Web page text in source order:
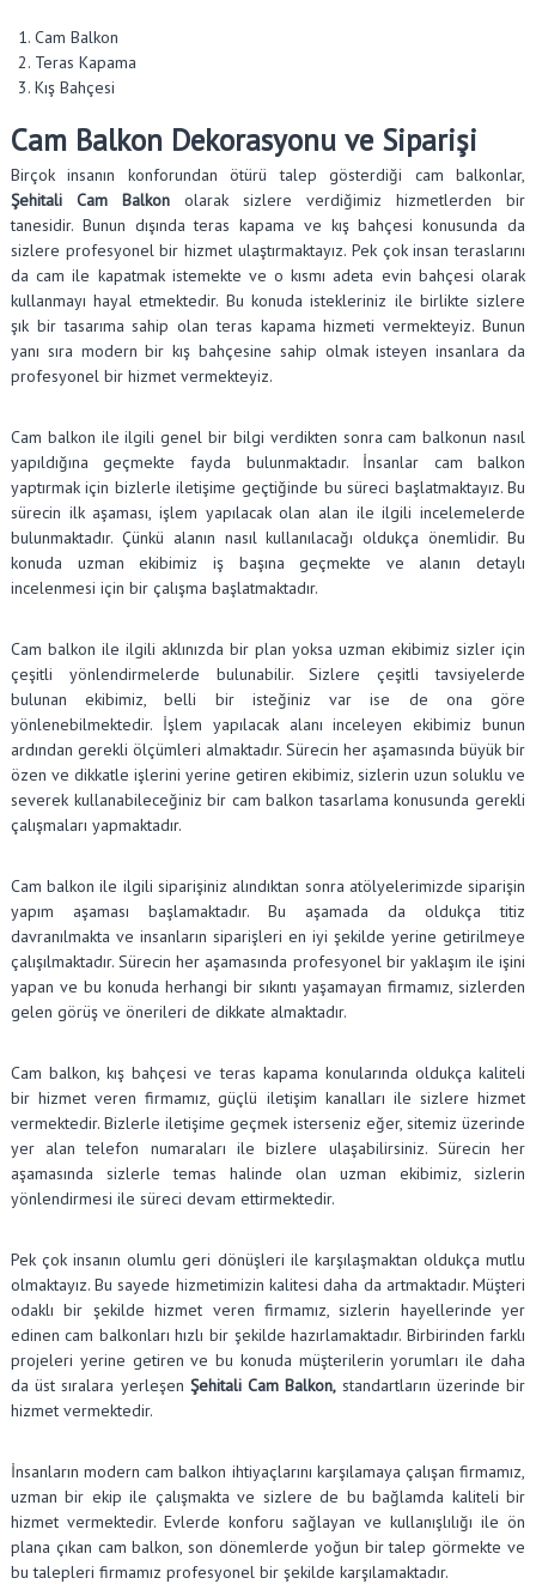
Cam Balkon
Teras Kapama
Kış Bahçesi
Cam Balkon Dekorasyonu ve Siparişi
Birçok insanın konforundan ötürü talep gösterdiği cam balkonlar,
Şehitali Cam Balkonolarak sizlere verdiğimiz hizmetlerden bir
tanesidir. Bunun dışında teras kapama ve kış bahçesi konusunda da
sizlere profesyonel bir hizmet ulaştırmaktayız. Pek çok insan teraslarını
da cam ile kapatmak istemekte ve o kısmı adeta evin bahçesi olarak
kullanmayı hayal etmektedir. Bu konuda istekleriniz ile birlikte sizlere
şık bir tasarıma sahip olan teras kapama hizmeti vermekteyiz. Bunun
yanı sıra modern bir kış bahçesine sahip olmak isteyen insanlara da
profesyonel bir hizmet vermekteyiz.
Cam balkon ile ilgili genel bir bilgi verdikten sonra cam balkonun nasıl
yapıldığına geçmekte fayda bulunmaktadır. İnsanlar cam balkon
yaptırmak için bizlerle iletişime geçtiğinde bu süreci başlatmaktayız. Bu
sürecin ilk aşaması, işlem yapılacak olan alan ile ilgili incelemelerde
bulunmaktadır. Çünkü alanın nasıl kullanılacağı oldukça önemlidir. Bu
konuda uzman ekibimiz iş başına geçmekte ve alanın detaylı
incelenmesi için bir çalışma başlatmaktadır.
Cam balkon ile ilgili aklınızda bir plan yoksa uzman ekibimiz sizler için
çeşitli yönlendirmelerde bulunabilir. Sizlere çeşitli tavsiyelerde
bulunan ekibimiz, belli bir isteğiniz var ise de ona göre
yönlenebilmektedir. İşlem yapılacak alanı inceleyen ekibimiz bunun
ardından gerekli ölçümleri almaktadır. Sürecin her aşamasında büyük bir
özen ve dikkatle işlerini yerine getiren ekibimiz, sizlerin uzun soluklu ve
severek kullanabileceğiniz bir cam balkon tasarlama konusunda gerekli
çalışmaları yapmaktadır.
Cam balkon ile ilgili siparişiniz alındıktan sonra atölyelerimizde siparişin
yapım aşaması başlamaktadır. Bu aşamada da oldukça titiz
davranılmakta ve insanların siparişleri en iyi şekilde yerine getirilmeye
çalışılmaktadır. Sürecin her aşamasında profesyonel bir yaklaşım ile işini
yapan ve bu konuda herhangi bir sıkıntı yaşamayan firmamız, sizlerden
gelen görüş ve önerileri de dikkate almaktadır.
Cam balkon, kış bahçesi ve teras kapama konularında oldukça kaliteli
bir hizmet veren firmamız, güçlü iletişim kanalları ile sizlere hizmet
vermektedir. Bizlerle iletişime geçmek isterseniz eğer, sitemiz üzerinde
yer alan telefon numaraları ile bizlere ulaşabilirsiniz. Sürecin her
aşamasında sizlerle temas halinde olan uzman ekibimiz, sizlerin
yönlendirmesi ile süreci devam ettirmektedir.
Pek çok insanın olumlu geri dönüşleri ile karşılaşmaktan oldukça mutlu
olmaktayız. Bu sayede hizmetimizin kalitesi daha da artmaktadır. Müşteri
odaklı bir şekilde hizmet veren firmamız, sizlerin hayellerinde yer
edinen cam balkonları hızlı bir şekilde hazırlamaktadır. Birbirinden farklı
projeleri yerine getiren ve bu konuda müşterilerin yorumları ile daha
da üst sıralara yerleşen Şehitali Cam Balkon, standartların üzerinde bir
hizmet vermektedir.
İnsanların modern cam balkon ihtiyaçlarını karşılamaya çalışan firmamız,
uzman bir ekip ile çalışmakta ve sizlere de bu bağlamda kaliteli bir
hizmet vermektedir. Evlerde konforu sağlayan ve kullanışlılığı ile ön
plana çıkan cam balkon, son dönemlerde yoğun bir talep görmekte ve
bu talepleri firmamız profesyonel bir şekilde karşılamaktadır.